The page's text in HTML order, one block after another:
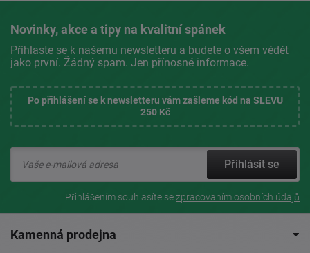
Novinky, akce a tipy na kvalitní spánek
Přihlaste se k našemu newsletteru a budete o všem vědět
jako první. Žádný spam. Jen přínosné informace.
Po přihlášení se k newsletteru vám zašleme kód na SLEVU
250 Kč
Přihlásit se
Přihlášením souhlasíte sezpracovaním osobních údajů
Kamenná prodejna